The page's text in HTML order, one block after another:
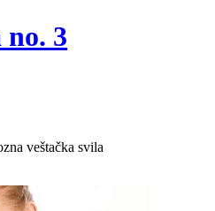
3
veštačka svila